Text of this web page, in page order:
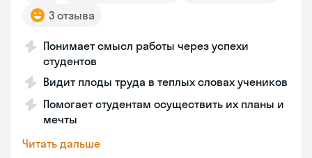
3 отзыва
Понимает смысл работы через успехи
студентов
Видит плоды труда в теплых словах учеников
Помогает студентам осуществить их планы и
мечты
Читать дальше